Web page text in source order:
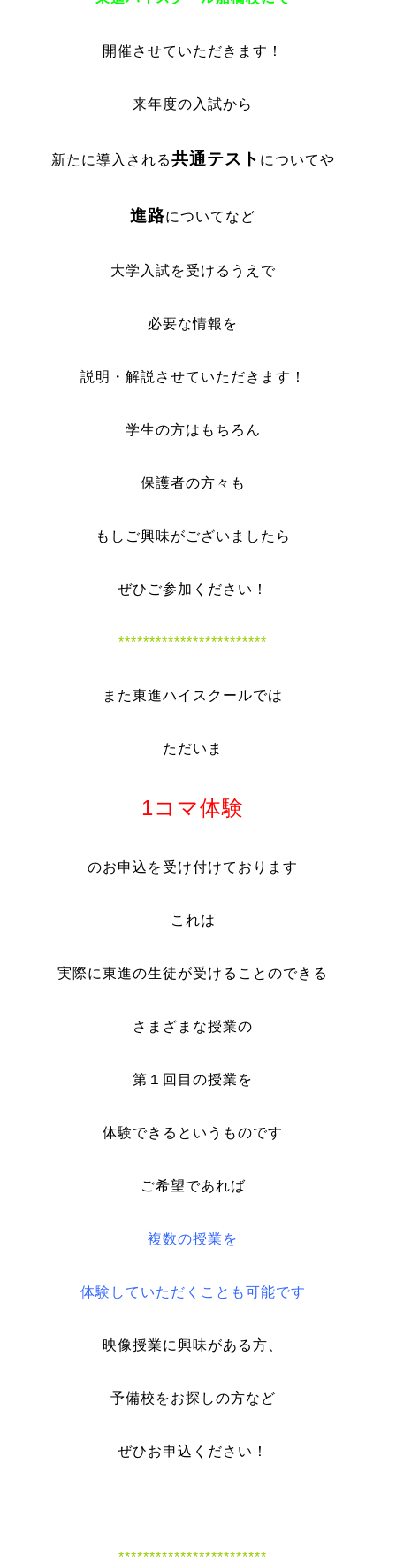
開催させていただきます！
来年度の入試から
新たに導入される共通テスト についてや
進路についてなど
大学入試を受けるうえで
必要な情報を
説明・解説させていただきます！
学生の方はもちろん
保護者の方々も
もしご興味がございましたら
ぜひご参加ください！
************************
また東進ハイスクールでは
ただいま
1コマ体験
のお申込を受け付けております
これは
実際に東進の生徒が受けることのできる
さまざまな授業の
第１回目の授業を
体験できるというものです
ご希望であれば
複数の授業を
体験していただくことも可能です
映像授業に興味がある方
予備校をお探しの方など
ぜひお申込ください！